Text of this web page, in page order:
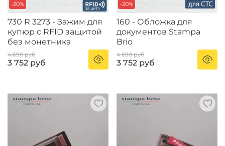
-20%
730 R 3273 - Зажим для
купюр с RFID защитой
без монетника
4 690 руб
3 752 руб
-20%
160 - Обложка для
документов Stampa
Brio
4 690 руб
3 752 руб